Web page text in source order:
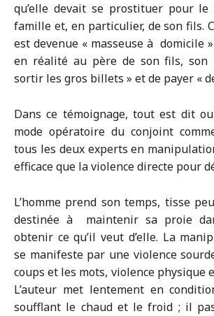
qu’elle devait se prostituer pour
famille et, en particulier, de son fils.
est devenue « masseuse à domicile
en réalité au père de son fils, son
sortir les gros billets » et de payer «
Dans ce témoignage, tout est dit
mode opératoire du conjoint
tous les deux experts en
efficace que la violence directe pour
L’homme prend son temps, tisse
destinée à maintenir sa proie
obtenir ce qu’il veut d’elle. La
se manifeste par une violence
coups et les mots, violence physique
L’auteur met lentement en
soufflant le chaud et le froid ; il